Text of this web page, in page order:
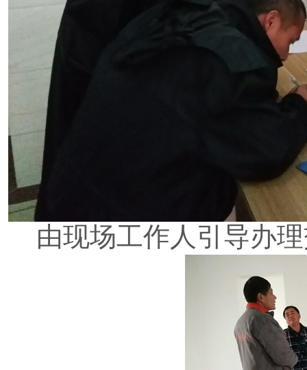
由现场工作人引导办